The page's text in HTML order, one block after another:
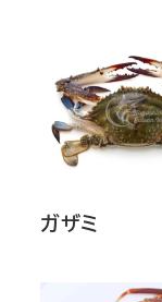
ガザミ